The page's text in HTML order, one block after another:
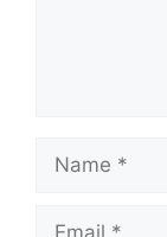
Name
Email